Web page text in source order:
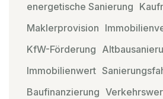
energetische Sanierung
Maklerprovision
KfW-Förderung
Immobilienwert
Baufinanzierung